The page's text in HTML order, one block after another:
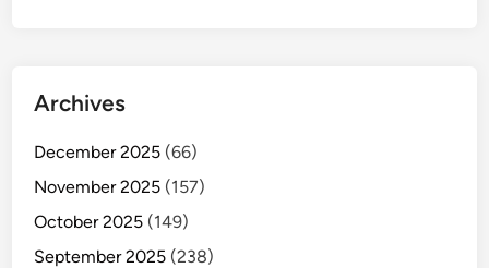
Archives
December 2025 (66)
November 2025 (157)
October 2025 (149)
September 2025 (238)